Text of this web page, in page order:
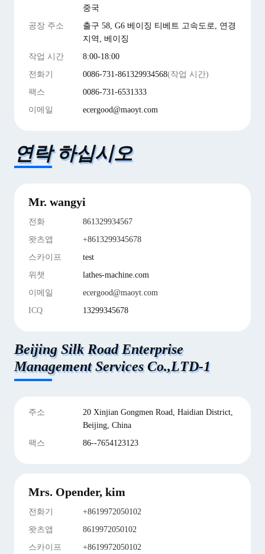
중국
공장 주소
출구 58, G6 베이징 티베트 고속도로, 연경
지역, 베이징
작업 시간
8:00-18:00
전화기
0086-731-861329934568(작업 시간)
팩스
0086-731-6531333
이메일
ecergood@maoyt.com
연락 하십시오
Mr. wangyi
전화
861329934567
왓츠앱
+8613299345678
스카이프
test
위챗
lathes-machine.com
이메일
ecergood@maoyt.com
ICQ
13299345678
Beijing Silk Road Enterprise
Management Services Co.,LTD-1
주소
20 Xinjian Gongmen Road, Haidian District,
Beijing, China
팩스
86--7654123123
Mrs. Opender, kim
전화기
+8619972050102
왓츠앱
8619972050102
스카이프
+8619972050102